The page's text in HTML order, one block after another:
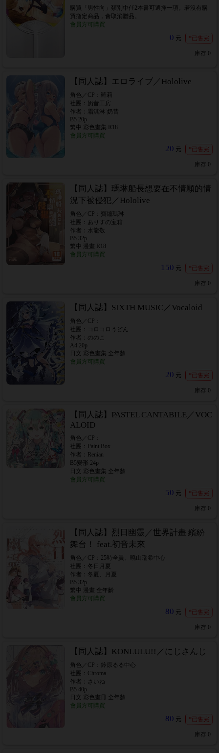
購買「男性向」類別中任2本書可選擇一項。若沒有購
買指定商品，會取消贈品。
會員方可購買
0 元 *已售完
庫存 0
【同人誌】エロライブ／Hololive
角色／CP：羅莉
社團：奶昔工房
作者：霜淇淋˙奶昔
B5 20p
繁中 彩色畫集 R18
會員方可購買
20 元 *已售完
庫存 0
【同人誌】瑪琳船長想要在不情願的情
況下被侵犯／Hololive
角色／CP：寶鐘瑪琳
社團：ありすの宝箱
作者：水龍敬
B5 32p
繁中 漫畫 R18
會員方可購買
150 元 *已售完
庫存 0
【同人誌】SIXTH MUSIC／Vocaloid
角色／CP：
社團：コロコロうどん
作者：ののこ
A4 20p
日文 彩色畫集 全年齡
會員方可購買
20 元 *已售完
庫存 0
【同人誌】PASTEL CANTABILE／VOC
ALOID
角色／CP：
社團：Paint Box
作者：Renian
B5變形 24p
日文 彩色畫集 全年齡
會員方可購買
50 元 *已售完
庫存 0
【同人誌】烈日幽靈／世界計畫 繽紛
舞台！ feat.初音未來
角色／CP：25時全員、曉山瑞希中心
社團：冬日月夏
作者：冬夏、月夏
B5 32p
繁中 漫畫 全年齡
會員方可購買
80 元 *已售完
庫存 0
【同人誌】KONLULU!!／にじさんじ
角色／CP：鈴原るる中心
社團：Chroma
作者：さいね
B5 40p
日文 彩色畫冊 全年齡
會員方可購買
80 元 *已售完
庫存 0